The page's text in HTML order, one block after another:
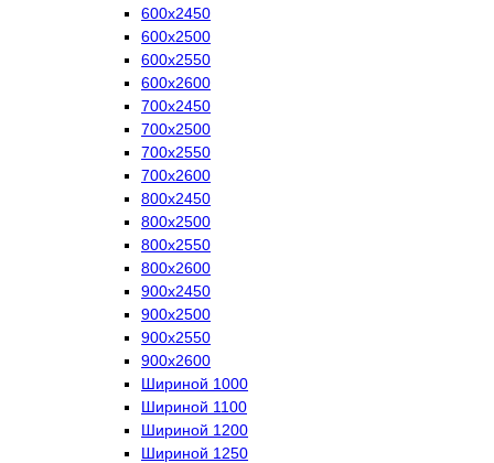
600х2450
600х2500
600х2550
600х2600
700х2450
700х2500
700х2550
700х2600
800х2450
800х2500
800х2550
800х2600
900х2450
900х2500
900х2550
900х2600
Шириной 1000
Шириной 1100
Шириной 1200
Шириной 1250